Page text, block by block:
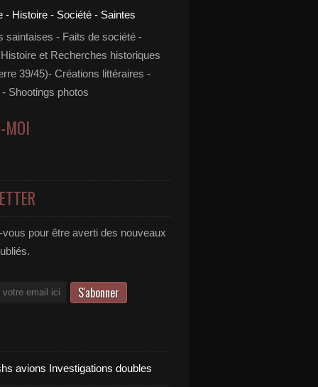
saintaises - Faits de société -
et Recherches historiques
39/45)- Créations littéraires -
Shootings photos
MOI
pour être averti des nouveaux
avions Investigations doubles